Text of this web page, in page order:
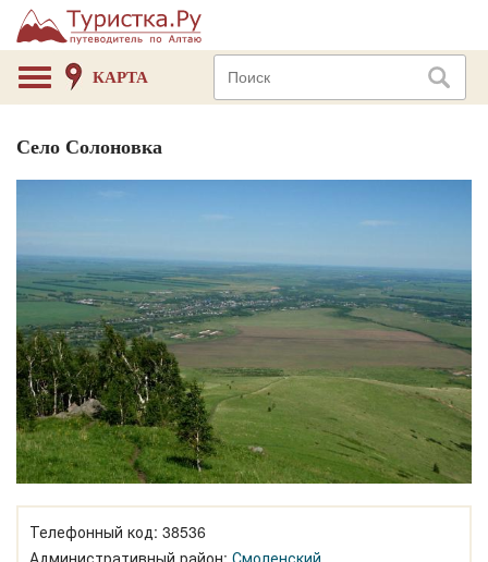
КАРТА
Село Солоновка
Телефонный код: 38536
Административный район: Смоленский